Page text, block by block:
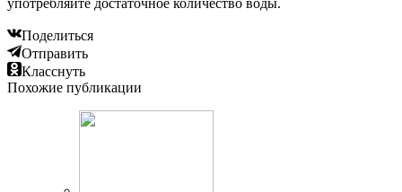
употребляйте достаточное количество воды.
Поделиться
Отправить
Класснуть
Похожие публикации